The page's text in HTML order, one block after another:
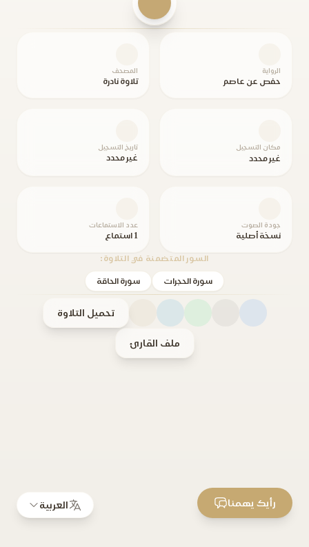
الرواية
حفص عن عاصم
المصحف
تلاوة نادرة
مكان التسجيل
غير محدد
تاريخ التسجيل
غير محدد
جودة الصوت
نسخة أصلية
عدد الاستماعات
1 استماع
السور المتضمنة في التلاوة:
سورة الحجرات سورة الحاقة
تحميل التلاوة
ملف القارئ
العربية رأيك يهمنا